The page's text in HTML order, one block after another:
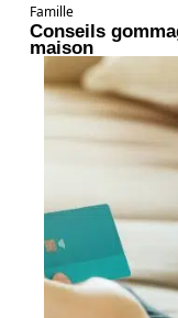
Famille
Conseils
maison